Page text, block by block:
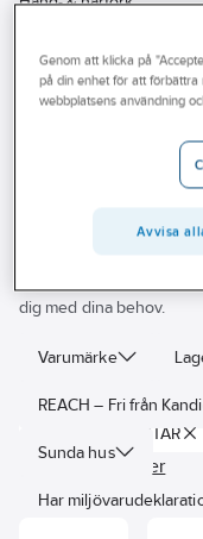
Branscher
Tjänster
Hand- & hårtork
Hårtork
Hos Ahlsell erbjuder vi
hemelektronik som
utbud omfattar allt från
dig med dina behov.
Varumärke
REACH – Fri från
Sunda hus
Har
Varumärke: ELSTAR
Rensa alla filter
Genom att klicka på
på din enhet för att förbättra
webbplatsens användning
Avvisa